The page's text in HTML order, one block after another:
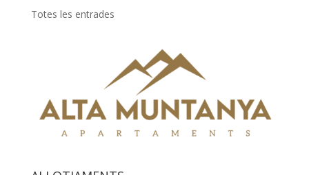
Totes les entrades